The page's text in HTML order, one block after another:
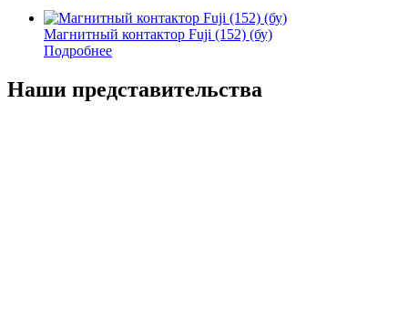
Магнитный контактор Fuji (152) (бу)
Подробнее
Наши представительства